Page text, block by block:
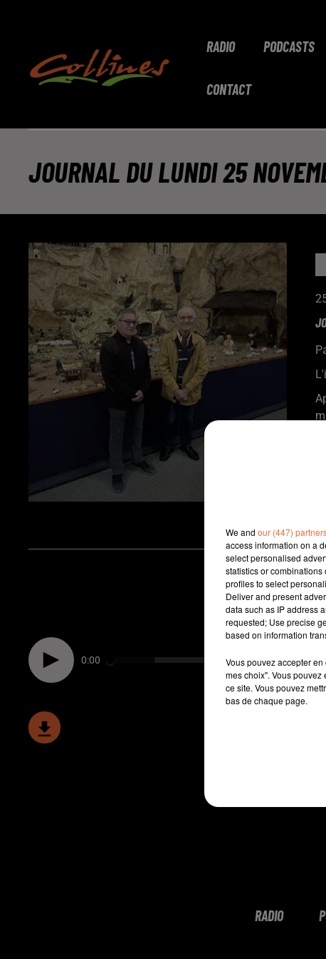
RADIO PODCASTS
CONTACT
JOURNAL DU LUNDI 25
"
0:00
RADIO
We and our (447)
access information on a
select personalised
statistics or
profiles to select
Deliver and present
data such as IP address
requested; Use precise
based on information
Vous pouvez accepter
mes choix". Vous
ce site. Vous pouvez
bas de chaque page.